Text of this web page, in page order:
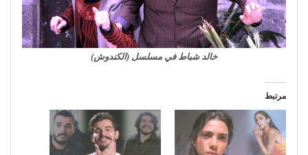
خالد شباط في مسلسل (الكندوش)
مرتبط